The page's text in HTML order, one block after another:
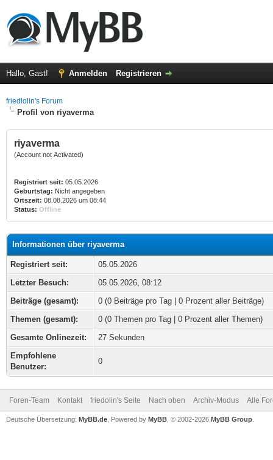
Hallo, Gast! Anmelden Registrieren
friedlolin's Forum
Profil von riyaverma
riyaverma
(Account not Activated)
Registriert seit: 05.05.2026
Geburtstag: Nicht angegeben
Ortszeit: 08.08.2026 um 08:44
Status: Offline
Informationen über riyaverma
Registriert seit:
05.05.2026
Letzter Besuch:
05.05.2026, 08:12
Beiträge (gesamt):
0 (0 Beiträge pro Tag | 0 Prozent aller Beiträge)
Themen (gesamt):
0 (0 Themen pro Tag | 0 Prozent aller Themen)
Gesamte Onlinezeit:
27 Sekunden
Empfohlene
Benutzer:
0
Foren-Team Kontakt friedolin's Seite Nach oben Archiv-Modus Alle
Deutsche Übersetzung: MyBB.de , Powered by MyBB , © 2002-2026 MyBB Group